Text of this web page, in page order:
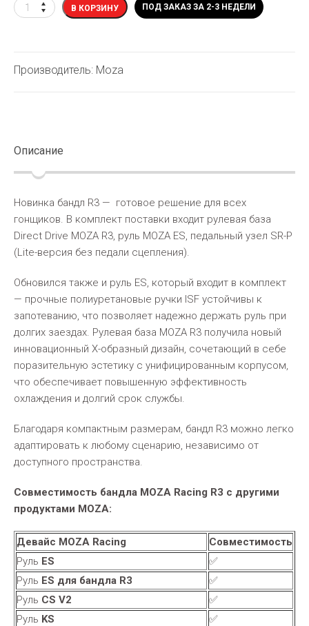
В КОРЗИНУ ПОД ЗАКАЗ ЗА 2-3 НЕДЕЛИ
Производитель: Moza
Описание
Новинка бандл R3 — готовое решение для всех
гонщиков. В комплект поставки входит рулевая база
Direct Drive MOZA R3, руль MOZA ES, педальный узел SR-P
(Lite-версия без педали сцепления).
Обновился также и руль ES, который входит в комплект
— прочные полиуретановые ручки ISF устойчивы к
запотеванию, что позволяет надежно держать руль при
долгих заездах. Рулевая база MOZA R3 получила новый
инновационный X-образный дизайн, сочетающий в себе
поразительную эстетику с унифицированным корпусом,
что обеспечивает повышенную эффективность
охлаждения и долгий срок службы.
Благодаря компактным размерам, бандл R3 можно легко
адаптировать к любому сценарию, независимо от
доступного пространства.
Совместимость бандла MOZA Racing R3 с другими
продуктами MOZA:
Девайс MOZA Racing
Совместимость
Руль ES
✅
Руль ES для бандла R3
✅
Руль CS V2
✅
Руль KS
✅